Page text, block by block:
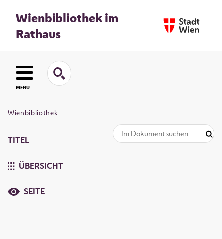
Wienbibliothek im
Rathaus
MENU
Wienbibliothek
TITEL
ÜBERSICHT
SEITE